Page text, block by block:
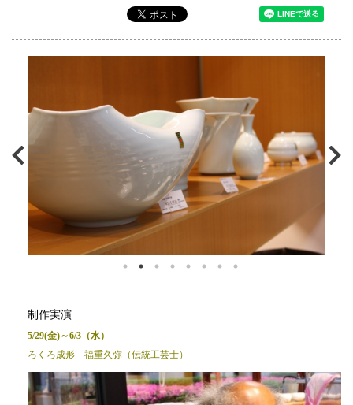
制作実演
5/29(金)～6/3（水）
ろくろ成形 福重久弥（伝統工芸士）